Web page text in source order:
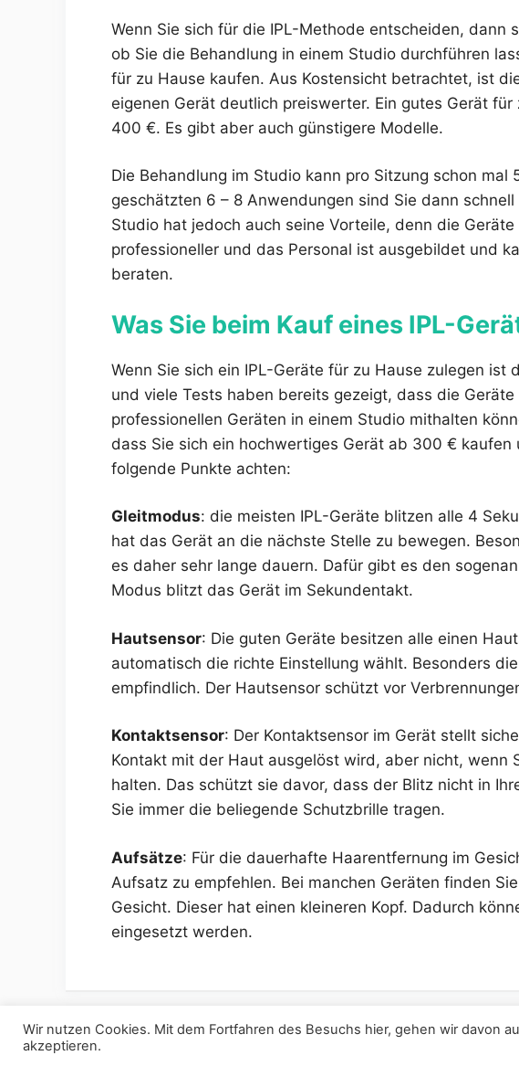
Wenn Sie sich für die IPL-Methode entscheiden, dann
ob Sie die Behandlung in einem Studio durchführen
für zu Hause kaufen. Aus Kostensicht betrachtet, ist
eigenen Gerät deutlich preiswerter. Ein gutes Gerät
400 €. Es gibt aber auch günstigere Modelle.
Die Behandlung im Studio kann pro Sitzung schon mal
geschätzten 6 – 8 Anwendungen sind Sie dann
Studio hat jedoch auch seine Vorteile, denn die
professioneller und das Personal ist ausgebildet und
beraten.
Was Sie beim Kauf eines IPL-
Wenn Sie sich ein IPL-Geräte für zu Hause zulegen ist
und viele Tests haben bereits gezeigt, dass die
professionellen Geräten in einem Studio mithalten
dass Sie sich ein hochwertiges Gerät ab 300 €
folgende Punkte achten:
Gleitmodus: die meisten IPL-Geräte blitzen alle 4
hat das Gerät an die nächste Stelle zu bewegen.
es daher sehr lange dauern. Dafür gibt es den
Modus blitzt das Gerät im Sekundentakt.
Hautsensor: Die guten Geräte besitzen alle einen
automatisch die richte Einstellung wählt. Besonders
empfindlich. Der Hautsensor schützt vor
Kontaktsensor: Der Kontaktsensor im Gerät stellt
Kontakt mit der Haut ausgelöst wird, aber nicht, wenn
halten. Das schützt sie davor, dass der Blitz nicht in
Sie immer die beliegende Schutzbrille tragen.
Aufsätze: Für die dauerhafte Haarentfernung im
Aufsatz zu empfehlen. Bei manchen Geräten finden
Gesicht. Dieser hat einen kleineren Kopf. Dadurch
eingesetzt werden.
Wir nutzen Cookies. Mit dem Fortfahren des Besuchs hier, gehen wir davon
akzeptieren.